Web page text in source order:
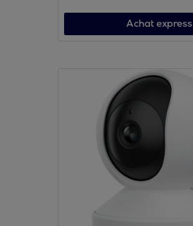
Achat express